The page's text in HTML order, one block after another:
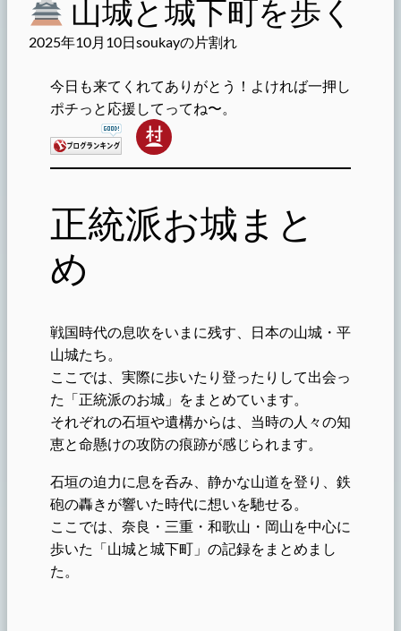
山城と城下町を歩く
2025年10月10日soukayの片割れ
今日も来てくれてありがとう！よければ一押し
ポチっと応援してってね〜。
正統派お城まと
め
戦国時代の息吹をいまに残す、日本の山城・平
山城たち。
ここでは、実際に歩いたり登ったりして出会っ
た「正統派のお城」をまとめています。
それぞれの石垣や遺構からは、当時の人々の知
恵と命懸けの攻防の痕跡が感じられます。
石垣の迫力に息を呑み、静かな山道を登り、鉄
砲の轟きが響いた時代に想いを馳せる。
ここでは、奈良・三重・和歌山・岡山を中心に
歩いた「山城と城下町」の記録をまとめまし
た。